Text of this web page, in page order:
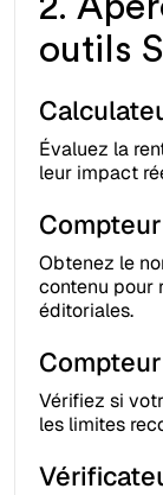
outils
Évaluez la
leur impact
Obtenez le
contenu pour
éditoriales.
Vérifiez si
les limites